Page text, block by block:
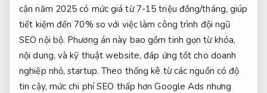
cận năm 2025 có mức giá từ 7-15 triệu đồng/tháng, giúp
tiết kiệm đến 70% so với việc làm công trình đội ngũ
SEO nội bộ. Phương án này bao gồm tinh gọn từ khóa,
nội dung, và kỹ thuật website, đáp ứng tốt cho doanh
nghiệp nhỏ, startup. Theo thống kê từ các nguồn có độ
tin cậy, mức chi phí SEO thấp hơn Google Ads nhưng